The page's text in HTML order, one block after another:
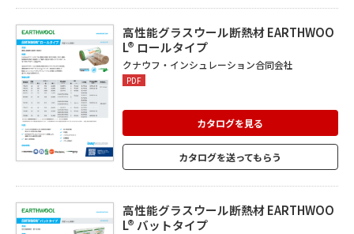
は、優れた断熱性能と安定した品質を実
現。
高性能グラスウール断熱材 EARTHWOO
L® ロールタイプ
クナウフ・インシュレーション合同会社
PDF
カタログを見る
カタログを送ってもらう
高性能グラスウール断熱材 EARTHWOO
L® バットタイプ